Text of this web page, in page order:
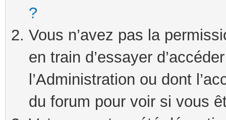
?
Vous n’avez pas la
en train d’essayer
l’Administration ou dont
du forum pour voir si vous